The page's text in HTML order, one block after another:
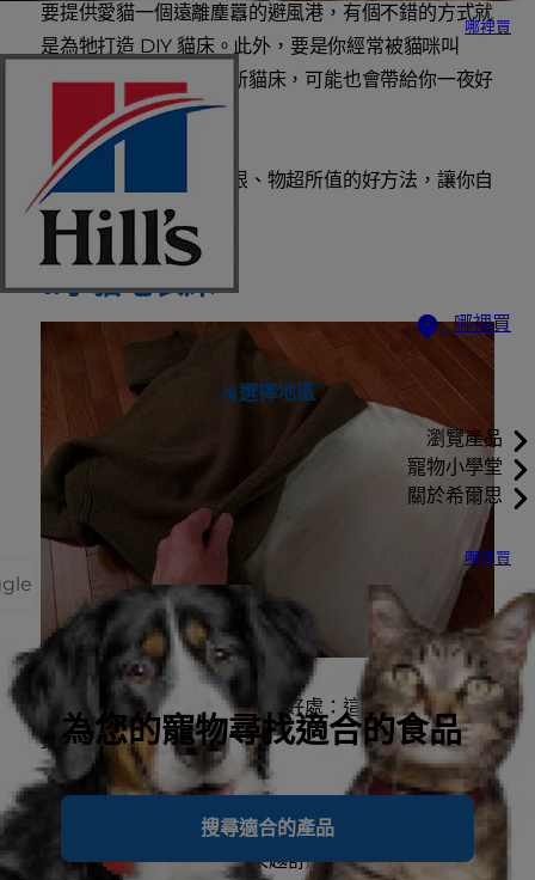
哪裡買
哪裡買
選擇地區
瀏覽產品
寵物小學堂
關於希爾思
哪裡買
為您的寵物尋找適合的食品
搜尋適合的產品
要提供愛貓一個遠離塵囂的避風港，有個不錯的方式就
是為牠打造 DIY 貓床。此外，要是你經常被貓咪叫
醒，那麼一個超讚的全新貓床，可能也會帶給你一夜好
本文將提供四個創意無限、物超所值的好方法，讓你自
己動手打造貓床：
1.小貓毛衣床
有誰不喜愛毛衣的舒服觸感？好處：這款貓床不到五分
鐘就能製作完成
需要的物品
大尺寸舊毛衣 (摸起來越舒服越好，例如羊毛或